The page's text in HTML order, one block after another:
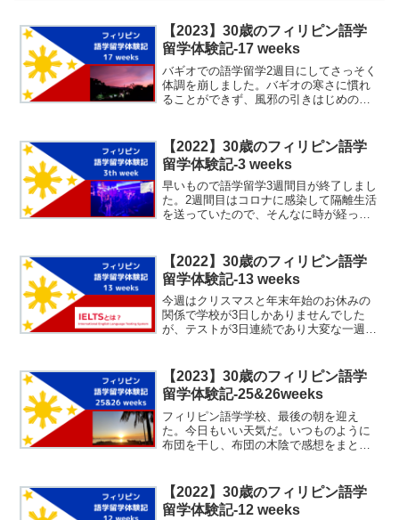
【2023】30歳のフィリピン語学
留学体験記-17 weeks
バギオでの語学留学2週目にしてさっそく
体調を崩しました。バギオの寒さに慣れ
ることができず、風邪の引きはじめのよ
が思いやられます。今回の記事では、バ
ギオの語学学校『PIN...
【2022】30歳のフィリピン語学
留学体験記-3 weeks
早いもので語学留学3週間目が終了しまし
た。2週間目はコロナに感染して隔離生活
を送っていたので、そんなに時が経った
合や今週あった出来事について記録して
おこうと思います。...
【2022】30歳のフィリピン語学
留学体験記-13 weeks
今週はクリスマスと年末年始のお休みの
関係で学校が3日しかありませんでした
が、テストが3日連続であり大変な一週間
部屋に引きこもりこのブログを書いてい
ます。毎日理解できない...
【2023】30歳のフィリピン語学
留学体験記-25&26weeks
フィリピン語学学校、最後の朝を迎え
た。今日もいい天気だ。いつものように
布団を干し、布団の木陰で感想をまとめ
う。睡眠の質によってメンタルに与える
影響は大きいと思う。きっとじ...
【2022】30歳のフィリピン語学
留学体験記-12 weeks